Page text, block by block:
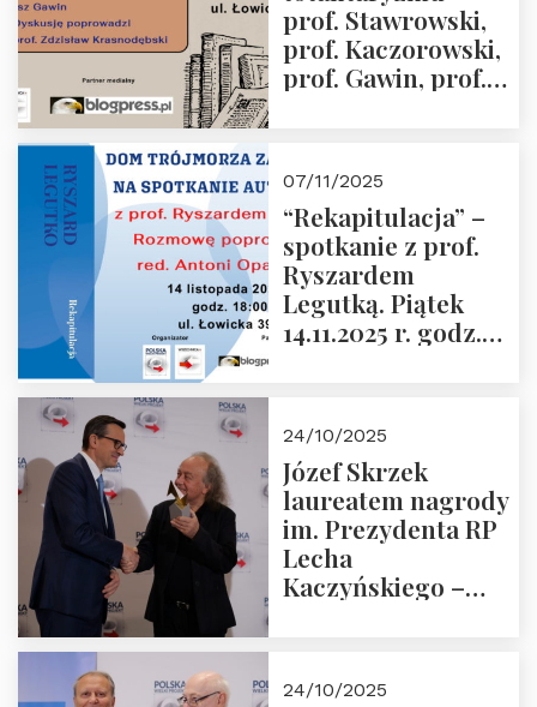
godz. 18:00.
prof. Stawrowski,
prof. Kaczorowski,
prof. Gawin, prof.
07/11/2025
“Rekapitulacja” –
spotkanie z prof.
Ryszardem
Legutką. Piątek
14.11.2025 r. godz.
24/10/2025
Józef Skrzek
laureatem nagrody
im. Prezydenta RP
Lecha
Kaczyńskiego –
24/10/2025